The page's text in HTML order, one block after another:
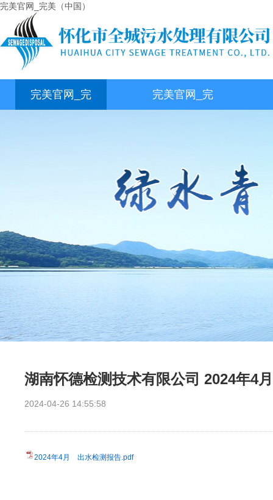
完美官网_完美（中国）
完美官网_完 完美官网_完
湖南怀德检测技术有限公司 2024年4
2024-04-26 14:55:58
2024年4月 出水检测报告.pdf